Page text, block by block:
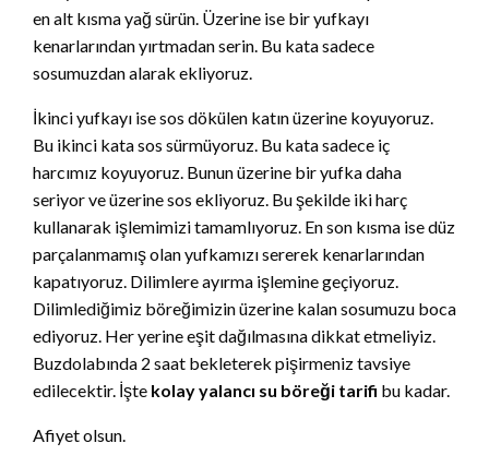
en alt kısma yağ sürün. Üzerine ise bir yufkayı
kenarlarından yırtmadan serin. Bu kata sadece
sosumuzdan alarak ekliyoruz.
İkinci yufkayı ise sos dökülen katın üzerine koyuyoruz.
Bu ikinci kata sos sürmüyoruz. Bu kata sadece iç
harcımız koyuyoruz. Bunun üzerine bir yufka daha
seriyor ve üzerine sos ekliyoruz. Bu şekilde iki harç
kullanarak işlemimizi tamamlıyoruz. En son kısma ise düz
parçalanmamış olan yufkamızı sererek kenarlarından
kapatıyoruz. Dilimlere ayırma işlemine geçiyoruz.
Dilimlediğimiz böreğimizin üzerine kalan sosumuzu boca
ediyoruz. Her yerine eşit dağılmasına dikkat etmeliyiz.
Buzdolabında 2 saat bekleterek pişirmeniz tavsiye
edilecektir. İşte kolay yalancı su böreği tarifi bu kadar.
Afiyet olsun.